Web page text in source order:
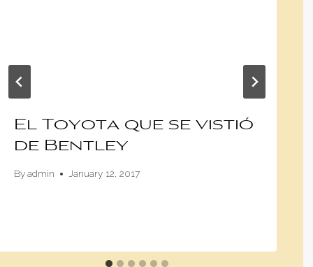
El Toyota que se vistió
de Bentley
Byadmin January 12, 2017